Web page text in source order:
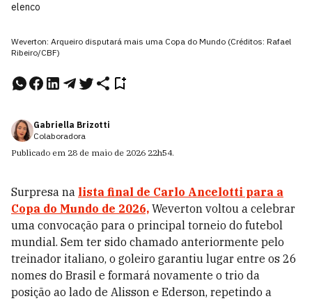
elenco
Weverton: Arqueiro disputará mais uma Copa do Mundo (Créditos: Rafael
Ribeiro/CBF)
Gabriella Brizotti
Colaboradora
Publicado em 28 de maio de 2026 22h54.
Surpresa na lista final de Carlo Ancelotti para a
Copa do Mundo de 2026, Weverton voltou a celebrar
uma convocação para o principal torneio do futebol
mundial. Sem ter sido chamado anteriormente pelo
treinador italiano, o goleiro garantiu lugar entre os 26
nomes do Brasil e formará novamente o trio da
posição ao lado de Alisson e Ederson, repetindo a